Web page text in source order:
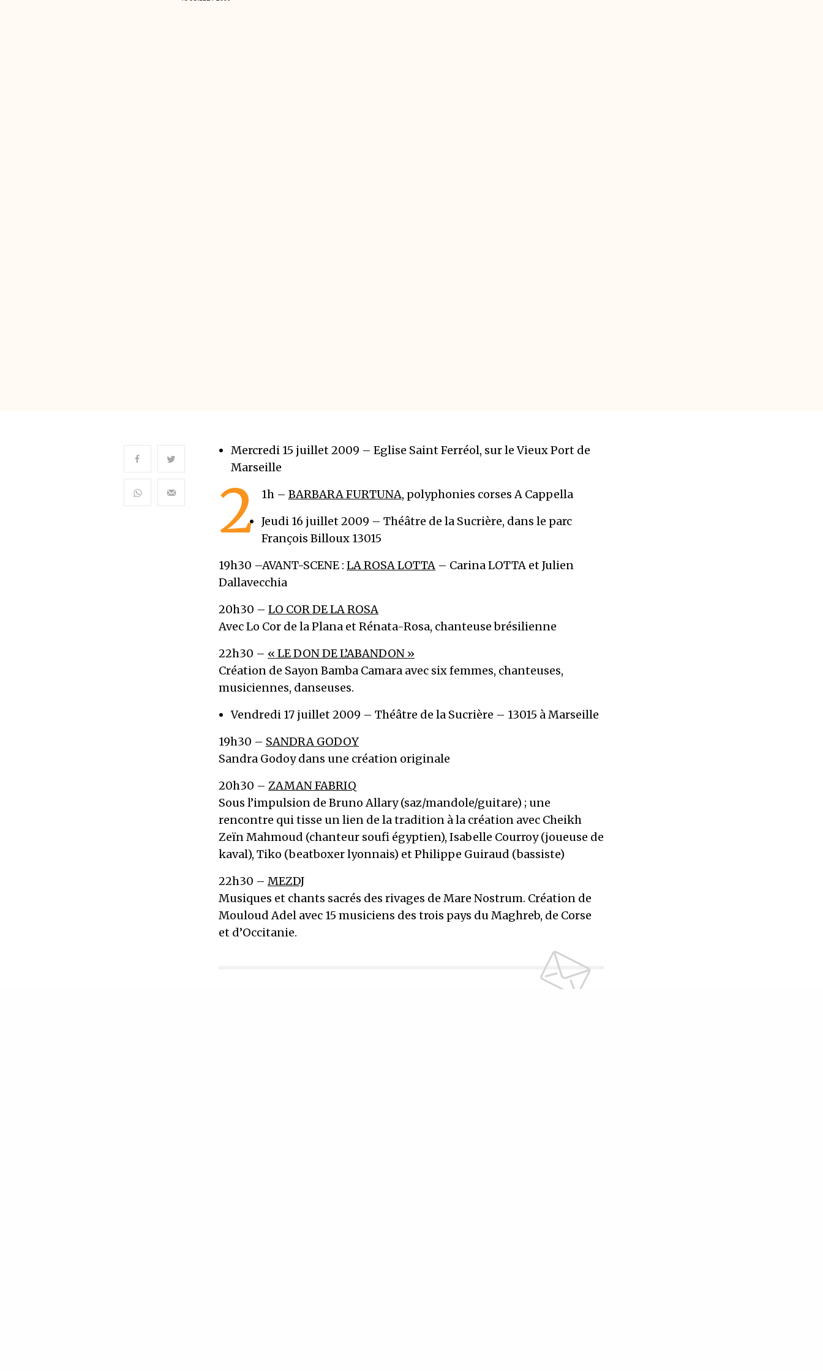
Mercredi 15 juillet 2009 – Eglise Saint Ferréol, sur le Vieux Port de
Marseille
2 1h – BARBARA FURTUNA, polyphonies corses A Cappella
Jeudi 16 juillet 2009 – Théâtre de la Sucrière, dans le parc
François Billoux 13015
19h30 –AVANT-SCENE :LA ROSA LOTTA – Carina LOTTA et Julien
Dallavecchia
20h30 –LO COR DE LA ROSA
Avec Lo Cor de la Plana et Rénata-Rosa, chanteuse brésilienne
22h30 – « LE DON DE L’ABANDON »
Création de Sayon Bamba Camara avec six femmes, chanteuses,
musiciennes, danseuses.
Vendredi 17 juillet 2009 – Théâtre de la Sucrière – 13015 à Marseille
19h30 – SANDRA GODOY
Sandra Godoy dans une création originale
20h30 –ZAMAN FABRIQ
Sous l’impulsion de Bruno Allary (saz/mandole/guitare) ; une
rencontre qui tisse un lien de la tradition à la création avec Cheikh
Zeïn Mahmoud (chanteur soufi égyptien), Isabelle Courroy (joueuse de
kaval), Tiko (beatboxer lyonnais) et Philippe Guiraud (bassiste)
22h30 –MEZDJ
Musiques et chants sacrés des rivages de Mare Nostrum. Création de
Mouloud Adel avec 15 musiciens des trois pays du Maghreb, de Corse
et d’Occitanie.